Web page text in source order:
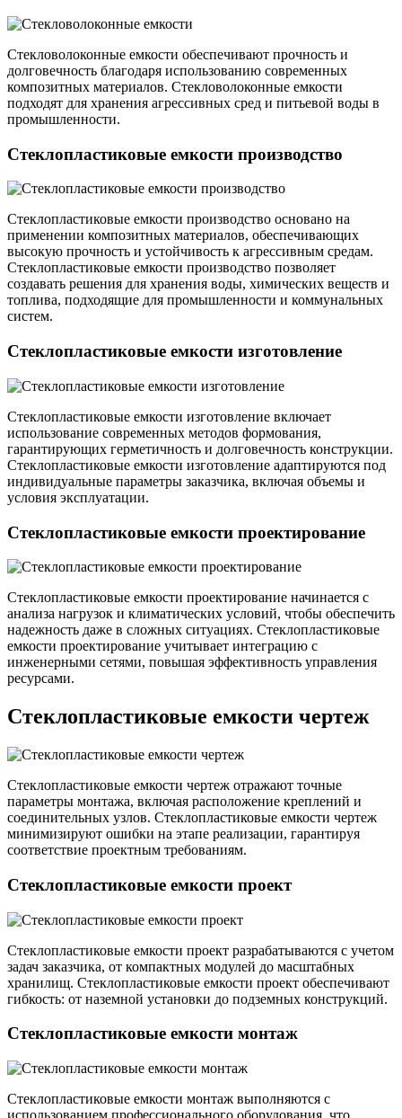
Стекловолоконные емкости обеспечивают прочность и
долговечность благодаря использованию современных
композитных материалов. Стекловолоконные емкости
подходят для хранения агрессивных сред и питьевой воды в
промышленности.
Стеклопластиковые емкости производство
Стеклопластиковые емкости производство основано на
применении композитных материалов, обеспечивающих
высокую прочность и устойчивость к агрессивным средам.
Стеклопластиковые емкости производство позволяет
создавать решения для хранения воды, химических веществ и
топлива, подходящие для промышленности и коммунальных
систем.
Стеклопластиковые емкости изготовление
Стеклопластиковые емкости изготовление включает
использование современных методов формования,
гарантирующих герметичность и долговечность конструкции.
Стеклопластиковые емкости изготовление адаптируются под
индивидуальные параметры заказчика, включая объемы и
условия эксплуатации.
Стеклопластиковые емкости проектирование
Стеклопластиковые емкости проектирование начинается с
анализа нагрузок и климатических условий, чтобы обеспечить
надежность даже в сложных ситуациях. Стеклопластиковые
емкости проектирование учитывает интеграцию с
инженерными сетями, повышая эффективность управления
ресурсами.
Стеклопластиковые емкости чертеж
Стеклопластиковые емкости чертеж отражают точные
параметры монтажа, включая расположение креплений и
соединительных узлов. Стеклопластиковые емкости чертеж
минимизируют ошибки на этапе реализации, гарантируя
соответствие проектным требованиям.
Стеклопластиковые емкости проект
Стеклопластиковые емкости проект разрабатываются с учетом
задач заказчика, от компактных модулей до масштабных
хранилищ. Стеклопластиковые емкости проект обеспечивают
гибкость: от наземной установки до подземных конструкций.
Стеклопластиковые емкости монтаж
Стеклопластиковые емкости монтаж выполняются с
использованием профессионального оборудования, что